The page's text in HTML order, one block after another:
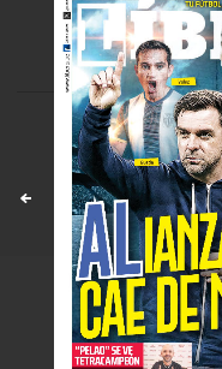
VISITA
©Todos los
Políticas y